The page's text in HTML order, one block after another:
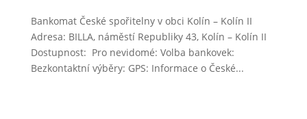
Bankomat České spořitelny v obci Kolín – Kolín II
Adresa: BILLA, náměstí Republiky 43, Kolín – Kolín II
Dostupnost: Pro nevidomé: Volba bankovek:
Bezkontaktní výběry: GPS: Informace o České...